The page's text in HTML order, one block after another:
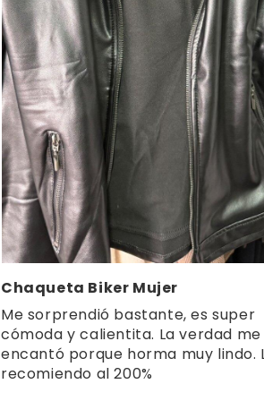
Chaqueta Biker Mujer
Me sorprendió bastante, es super
cómoda y calientita. La verdad me
encantó porque horma muy lindo.
recomiendo al 200%